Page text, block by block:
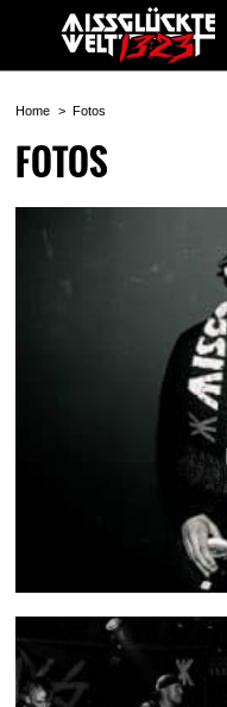
Home Fotos
FOTOS